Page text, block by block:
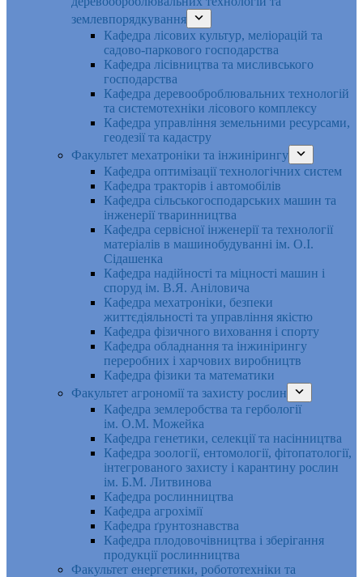
землевпорядкування
Кафедра лісових культур, меліорацій та
садово-паркового господарства
Кафедра лісівництва та мисливського
господарства
Кафедра деревооброблювальних технологій
та системотехніки лісового комплексу
Кафедра управління земельними ресурсами,
геодезії та кадастру
Факультет мехатроніки та інжинірингу
Кафедра оптимізації технологічних систем
Кафедра тракторів і автомобілів
Кафедра сільськогосподарських машин та
інженерії тваринництва
Кафедра cервісної інженерії та технології
матеріалів в машинобудуванні ім. О.І.
Сідашенка
Кафедра надійності та міцності машин і
споруд ім. В.Я. Аніловича
Кафедра мехатроніки, безпеки
життєдіяльності та управління якістю
Кафедра фізичного виховання і спорту
Кафедра обладнання та інжинірингу
переробних і харчових виробництв
Кафедра фізики та математики
Факультет агрономії та захисту рослин
Кафедра землеробства та гербології
ім. О.М. Можейка
Кафедра генетики, селекції та насінництва
Кафедра зоології, ентомології, фітопатології,
інтегрованого захисту і карантину рослин
ім. Б.М. Литвинова
Кафедра рослинництва
Кафедра агрохімії
Кафедра ґрунтознавства
Кафедра плодовочівництва і зберігання
продукції рослинництва
Факультет енергетики, робототехніки та